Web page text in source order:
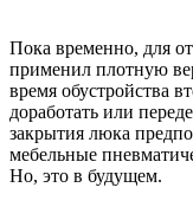
Пока временно, для
применил плотную
время обустройства
доработать или
закрытия люка
мебельные
Но, это в будущем.